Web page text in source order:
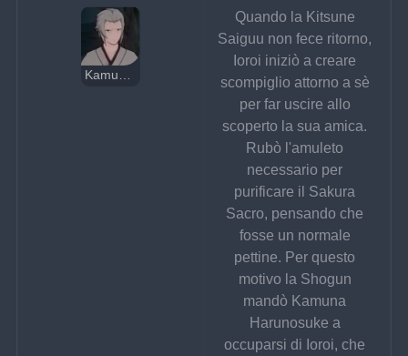
Kamuna Harunosuke
Quando la Kitsune
Saiguu non fece ritorno,
Ioroi iniziò a creare
scompiglio attorno a sè
per far uscire allo
scoperto la sua amica.
Rubò l'amuleto
necessario per
purificare il Sakura
Sacro, pensando che
fosse un normale
pettine. Per questo
motivo la Shogun
mandò Kamuna
Harunosuke a
occuparsi di Ioroi, che